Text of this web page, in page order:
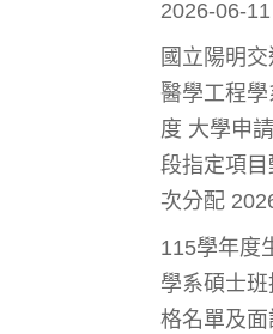
2026-06-11
國立陽明
醫學工程
度 大學申
段指定項
次分配
115學年度
學系碩士
格名單及